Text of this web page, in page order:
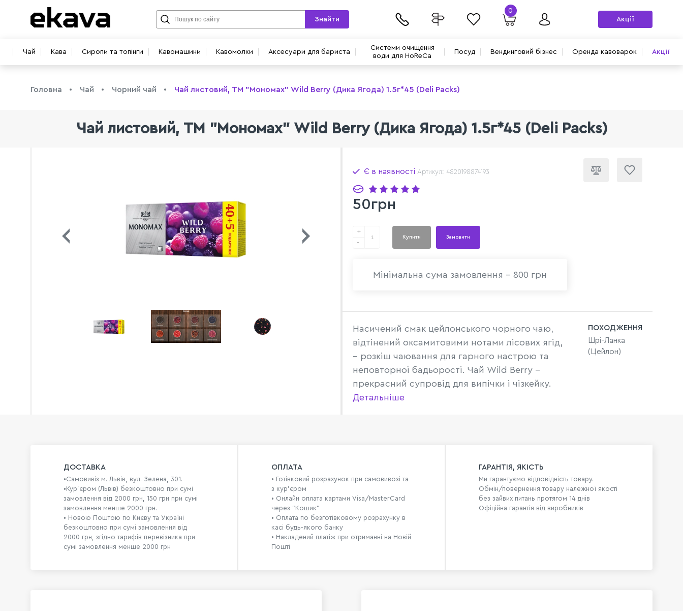
info@ekava.com.ua
Чай Кава Сиропи та топінги Кавомашини Кавомолки Аксесуари для бариста
Системи очищення
води для HoReCa
Посуд Вендинговий бізнес Оренда кавоварок Акції
Знайти
0
Акції
Головна Чай Чорний чай Чай листовий, TM "Мономах" Wild Berry (Дика Ягода) 1.5г*45 (Deli Packs)
Чай листовий, TM "Мономах" Wild Berry (Дика Ягода) 1.5г*45 (Deli Packs)
Є в наявності Артикул: 4820198874193
50грн
+
-
Купити Замовити
Мінімальна сума замовлення - 800 грн
Насичений смак цейлонського чорного чаю,
відтінений оксамитовими нотами лісових ягід,
– розкіш чаювання для гарного настрою та
неповторної бадьорості. Чай Wild Berry –
прекрасний супровід для випічки і чізкейку.
Детальніше
ПОХОДЖЕННЯ
Шрі-Ланка
(Цейлон)
ДОСТАВКА
•Самовивіз м. Львів, вул. Зелена, 301.
•Кур'єром (Львів) безкоштовно при сумі
замовлення від 2000 грн, 150 грн при сумі
замовлення менше 2000 грн.
• Новою Поштою по Києву та Україні
безкоштовно при сумі замовлення від
2000 грн, згідно тарифів перевізника при
сумі замовлення менше 2000 грн
ОПЛАТА
• Готівковий розрахунок при самовивозі та
з кур’єром
• Онлайн оплата картами Visa/MasterCard
через "Кошик"
• Оплата по безготівковому розрахунку в
касі будь-якого банку
• Накладений платіж при отриманні на Новій
Пошті
ГАРАНТІЯ, ЯКІСТЬ
Ми гарантуємо відповідність товару.
Обмін/повернення товару належної якості
без зайвих питань протягом 14 днів
Офіційна гарантія від виробників